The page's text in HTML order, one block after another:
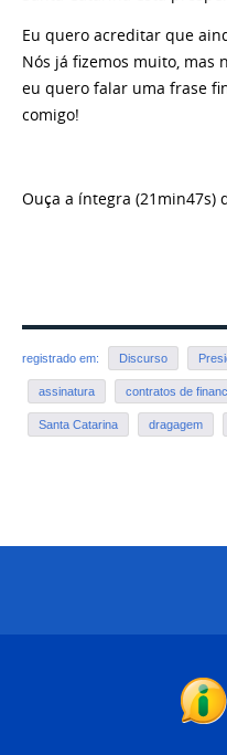
Eu quero acreditar que
Nós já fizemos muito, mas
eu quero falar uma frase
comigo!
Ouça a íntegra (21min47s)
registrado em: Discurso
assinatura contratos de
Santa Catarina dragagem